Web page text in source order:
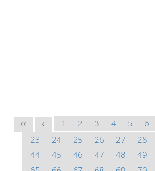
<< < 1 2 3 4 5 6
23
24 25 26 27 28
44
45 46 47 48 49